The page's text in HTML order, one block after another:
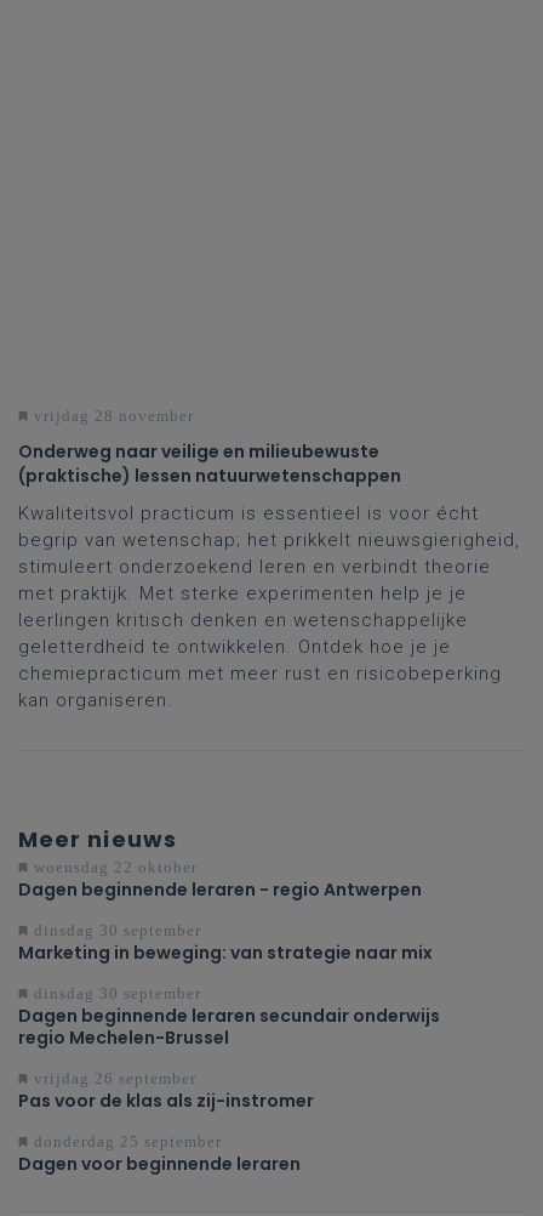
vrijdag 28 november
Onderweg naar veilige en milieubewuste
(praktische) lessen natuurwetenschappen
Kwaliteitsvol practicum is essentieel is voor écht
begrip van wetenschap; het prikkelt nieuwsgierigheid,
stimuleert onderzoekend leren en verbindt theorie
met praktijk. Met sterke experimenten help je je
leerlingen kritisch denken en wetenschappelijke
geletterdheid te ontwikkelen. Ontdek hoe je je
chemiepracticum met meer rust en risicobeperking
kan organiseren.
Meer nieuws
woensdag 22 oktober
Dagen beginnende leraren - regio Antwerpen
dinsdag 30 september
Marketing in beweging: van strategie naar mix
dinsdag 30 september
Dagen beginnende leraren secundair onderwijs
regio Mechelen-Brussel
vrijdag 26 september
Pas voor de klas als zij-instromer
donderdag 25 september
Dagen voor beginnende leraren